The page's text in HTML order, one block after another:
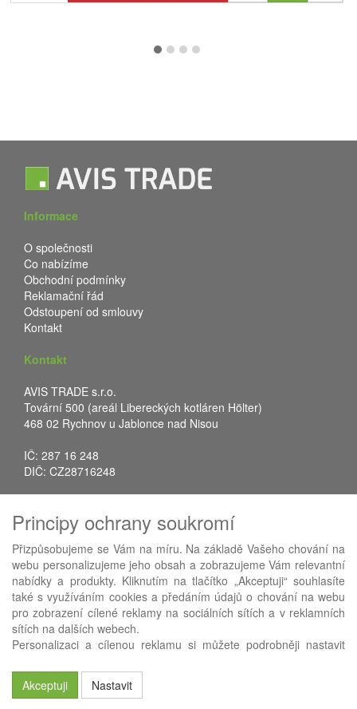
Informace
O společnosti
Co nabízíme
Obchodní podmínky
Reklamační řád
Odstoupení od smlouvy
Kontakt
Kontakt
AVIS TRADE s.r.o.
Tovární 500 (areál Libereckých kotláren Hölter)
468 02 Rychnov u Jablonce nad Nisou
IČ: 287 16 248
DIČ: CZ28716248
Fax: +420 483 034 590
E-mail:info@avistrade.cz
Web:www.avistrade.cz
Používáme ABRA eShop- nejlepší řešení e-commerce pro náš
Principy ochrany soukromí
Přizpůsobujeme se Vám na míru. Na základě Vašeho chování na
webu personalizujeme jeho obsah a zobrazujeme Vám relevantní
nabídky a produkty. Kliknutím na tlačítko „Akceptuji“ souhlasíte
také s využíváním cookies a předáním údajů o chování na webu
pro zobrazení cílené reklamy na sociálních sítích a v reklamních
sítích na dalších webech.
Personalizaci a cílenou reklamu si můžete podrobněji nastavit
Akceptuji
Nastavit